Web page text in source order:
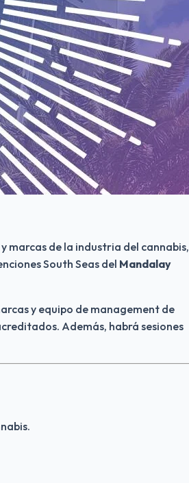
de la industria del cannabis,
South Seas del Mandalay
y equipo de management de
Además, habrá sesiones